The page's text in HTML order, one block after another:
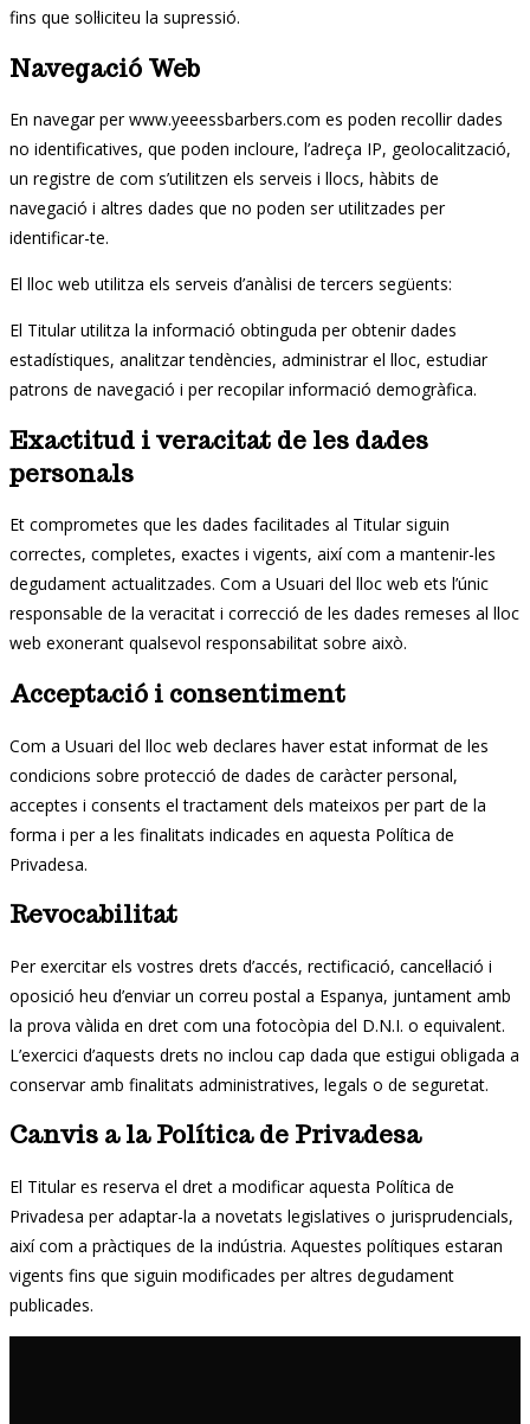
fins que sol·liciteu la supressió.
Navegació Web
En navegar per www.yeeessbarbers.com es poden recollir dades
no identificatives, que poden incloure, l’adreça IP, geolocalització,
un registre de com s’utilitzen els serveis i llocs, hàbits de
navegació i altres dades que no poden ser utilitzades per
identificar-te.
El lloc web utilitza els serveis d’anàlisi de tercers següents:
El Titular utilitza la informació obtinguda per obtenir dades
estadístiques, analitzar tendències, administrar el lloc, estudiar
patrons de navegació i per recopilar informació demogràfica.
Exactitud i veracitat de les dades
personals
Et comprometes que les dades facilitades al Titular siguin
correctes, completes, exactes i vigents, així com a mantenir-les
degudament actualitzades. Com a Usuari del lloc web ets l’únic
responsable de la veracitat i correcció de les dades remeses al lloc
web exonerant qualsevol responsabilitat sobre això.
Acceptació i consentiment
Com a Usuari del lloc web declares haver estat informat de les
condicions sobre protecció de dades de caràcter personal,
acceptes i consents el tractament dels mateixos per part de la
forma i per a les finalitats indicades en aquesta Política de
Privadesa.
Revocabilitat
Per exercitar els vostres drets d’accés, rectificació, cancel·lació i
oposició heu d’enviar un correu postal a Espanya, juntament amb
la prova vàlida en dret com una fotocòpia del D.N.I. o equivalent.
L’exercici d’aquests drets no inclou cap dada que estigui obligada a
conservar amb finalitats administratives, legals o de seguretat.
Canvis a la Política de Privadesa
El Titular es reserva el dret a modificar aquesta Política de
Privadesa per adaptar-la a novetats legislatives o jurisprudencials,
així com a pràctiques de la indústria. Aquestes polítiques estaran
vigents fins que siguin modificades per altres degudament
publicades.